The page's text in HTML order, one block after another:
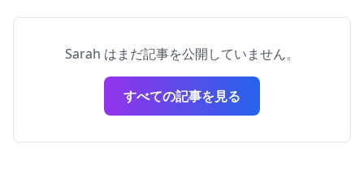
Sarah はまだ記事を公開していません。
すべての記事を見る